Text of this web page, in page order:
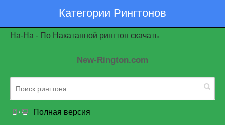
Категории Рингтонов
На-На - По Накатанной рингтон скачать
New-Rington.com
Полная версия